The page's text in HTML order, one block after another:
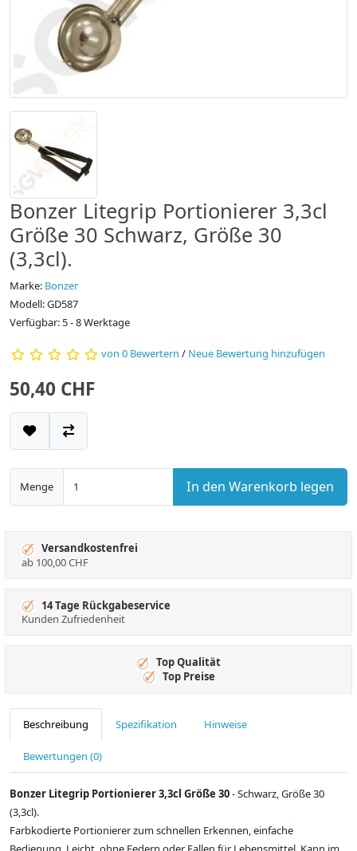
Bonzer Litegrip Portionierer 3,3cl
Größe 30 Schwarz, Größe 30
(3,3cl).
Marke: Bonzer
Modell: GD587
Verfügbar: 5 - 8 Werktage
von 0 Bewertern / Neue Bewertung hinzufügen
50,40 CHF
Menge In den Warenkorb legen
Versandkostenfrei
ab 100,00 CHF
14 Tage Rückgabeservice
Kunden Zufriedenheit
Top Qualität
Top Preise
Beschreibung Spezifikation Hinweise
Bewertungen (0)
Bonzer Litegrip Portionierer 3,3cl Größe 30- Schwarz, Größe 30
(3,3cl).
Farbkodierte Portionierer zum schnellen Erkennen, einfache